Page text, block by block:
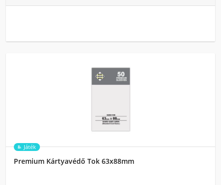
Játék
Premium Kártyavédő Tok 63x88mm